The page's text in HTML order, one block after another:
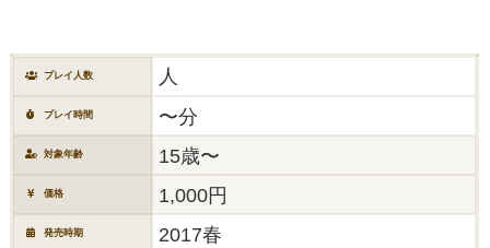
プレイ人数 人
プレイ時間 〜分
対象年齢 15歳〜
価格 1,000円
発売時期 2017春